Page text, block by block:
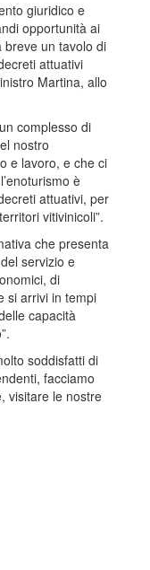
giuridico e
opportunità ai
breve un tavolo di
attuativi
Martina, allo
complesso di
nostro
e lavoro, e che ci
è
attuativi, per
vitivinicoli”.
che presenta
servizio e
di
si arrivi in tempi
capacità
soddisfatti di
facciamo
visitare le nostre